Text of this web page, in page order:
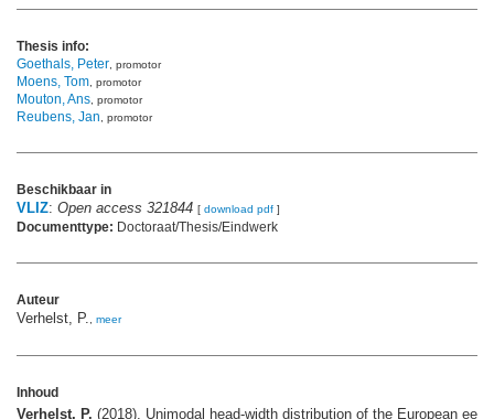
Thesis info:
Goethals, Peter , promotor
Moens, Tom , promotor
Mouton, Ans , promotor
Reubens, Jan , promotor
Beschikbaar in
VLIZ: Open access 321844 [ download pdf ]
Documenttype: Doctoraat/Thesis/Eindwerk
Auteur
Verhelst, P. meer
Inhoud
Verhelst, P. (2018). Unimodal head-width distribution of the European eel (